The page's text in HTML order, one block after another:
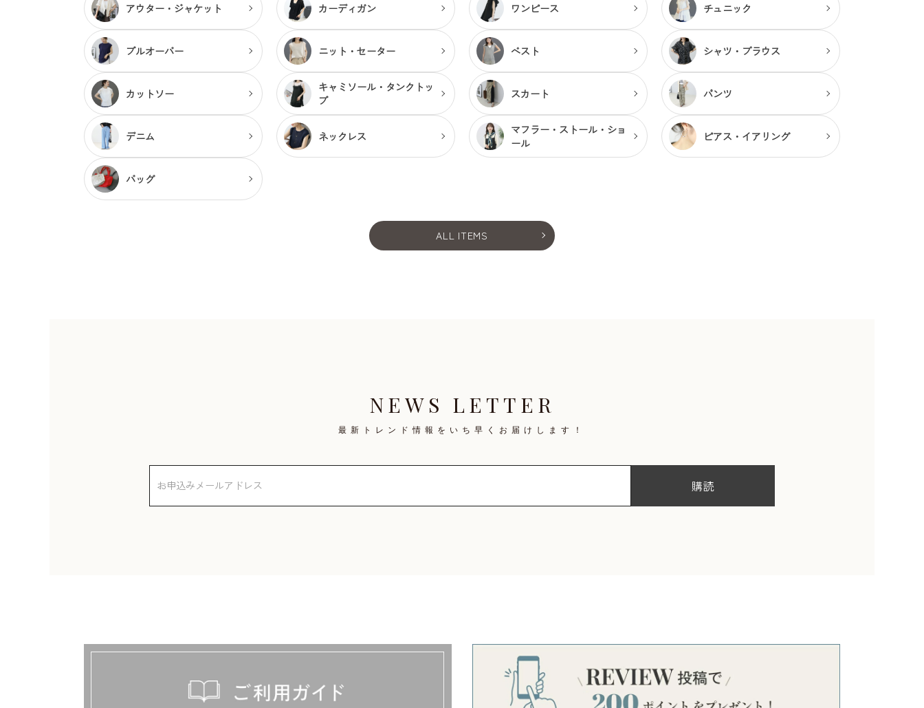
アウター・ ジャケット カーディガン ワンピース チュニック
プルオーバー ニット・セーター ベスト シャツ・ブラウス
カットソー キャミソール・ タンクトッ
プ
スカート パンツ
デニム ネックレス
マフラー・ストール・ショ
ール
ピアス・ イアリング
バッグ
ALL ITEMS
NEWS LETTER
最新トレンド情報を いち早くお届けします！